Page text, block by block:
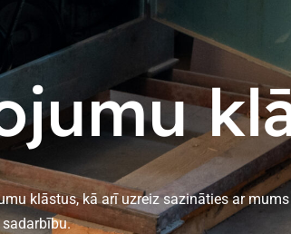
klāstus, kā arī uzreiz sazināties ar mums
sadarbību.